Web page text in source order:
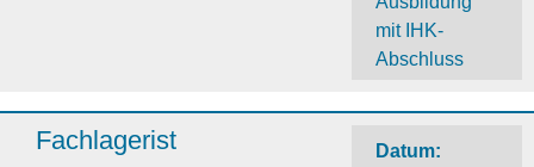
mit IHK-
Abschluss
Fachlagerist
Datum: